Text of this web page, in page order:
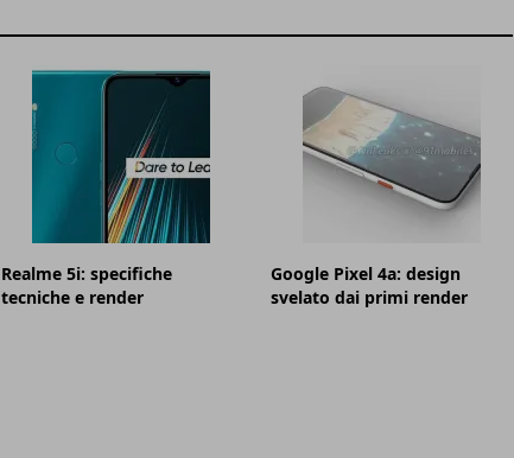
Realme 5i: specifiche
tecniche e render
Google Pixel 4a: design
svelato dai primi render